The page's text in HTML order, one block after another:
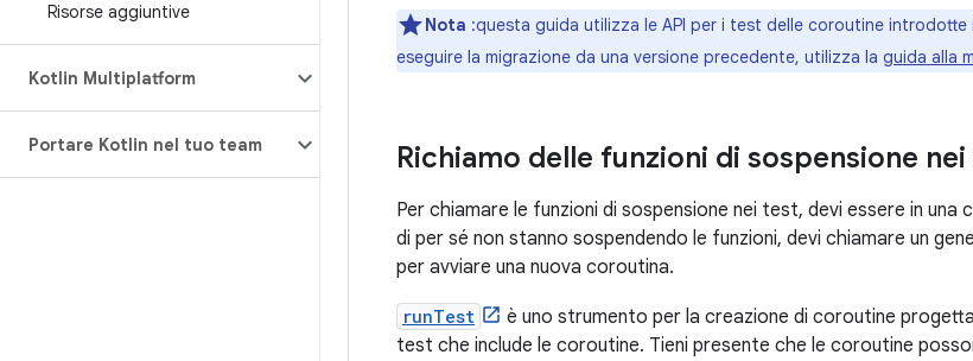
Risorse aggiuntive
Kotlin Multiplatform
Portare Kotlin nel tuo team
Nota :questa guida utilizza le API per i test delle coroutine
eseguire la migrazione da una versione precedente, utilizza la guida alla
Richiamo delle funzioni di sospensione
Per chiamare le funzioni di sospensione nei test, devi essere in
di per sé non stanno sospendendo le funzioni, devi chiamare un
per avviare una nuova coroutina.
runTest
è uno strumento per la creazione di coroutine
test che include le coroutine. Tieni presente che le coroutine